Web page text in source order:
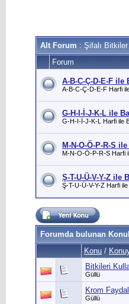
Alt Forum : Şifalı
Forum
A-B-C-Ç-D-E-F
A-B-C-Ç-D-E-F Harfi
G-H-I-İ-J-K-L ile
G-H-I-İ-J-K-L Harfi ile
M-N-O-Ö-P-R-S
M-N-O-Ö-P-R-S Harfi
Ş-T-U-Ü-V-Y-Z ile
Ş-T-U-Ü-V-Y-Z Harfi
Forumda bulunan
Konu /
Bitkileri
Güllü
Krom
Güllü